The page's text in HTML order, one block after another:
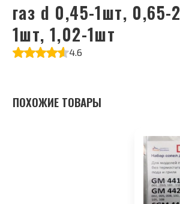
газ d 0,45-1шт, 0,65-
1шт, 1,02-1шт
4.6
ПОХОЖИЕ ТОВАРЫ